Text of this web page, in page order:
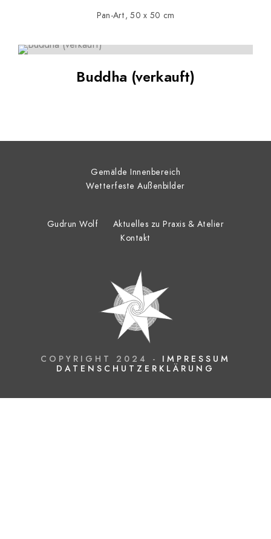
Pan-Art, 50 x 50 cm
Buddha (verkauft)
Gemälde Innenbereich
Wetterfeste Außenbilder
Gudrun Wolf
Aktuelles zu Praxis & Atelier
Kontakt
COPYRIGHT 2024 - IMPRESSUM
DATENSCHUTZERKLÄRUNG